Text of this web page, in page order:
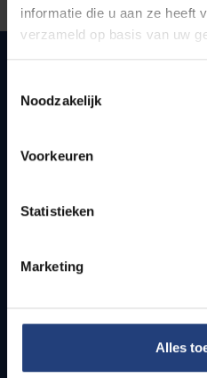
informatie die u aan ze heeft
verzameld op basis van uw
Noodzakelijk
Voorkeuren
Statistieken
Marketing
Alles
Quick links
How to get to the VUB
Students